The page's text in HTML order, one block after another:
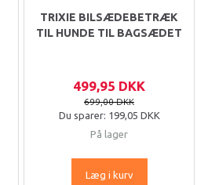
TRIXIE BILSÆDEBETRÆK
TIL HUNDE TIL BAGSÆDET
499,95 DKK
699,00 DKK
Du sparer: 199,05 DKK
På lager
Læg i kurv